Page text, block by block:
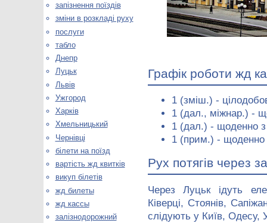
Графік роботи жд
1 (зміш.) -
1 (дал., міжнар.) -
1 (дал.) - щоденно
1 (прим.) - щоденно
Рух потягів через
Через Луцьк ідуть
Ківерці, Стоянів,
слідують у Київ, Одесу,
запізнення поїздів
зміни в розкладі руху
послуги
табло
Днепр
Луцьк
Львів
Ужгород
Харків
Хмельницький
Чернівці
білети на поїзд
вартість жд квитків
викуп білетів
жд билеты
жд кассы
залізнодорожний